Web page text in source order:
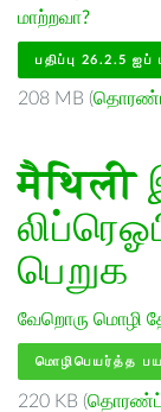
மாற்றவா?
பதிப்பு 26.2.5 ஐப்
208 MB (
मैथिली
பெறுக
வேறொரு மொழி
மொழிபெயர்த்த
220 KB (தொரண்ட்